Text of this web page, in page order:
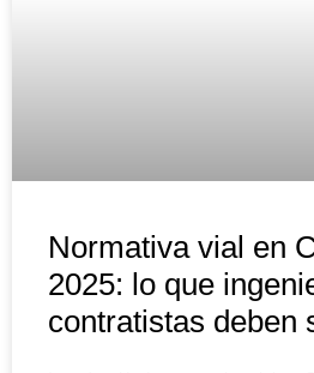
Normativa vial en
2025: lo que
contratistas deben